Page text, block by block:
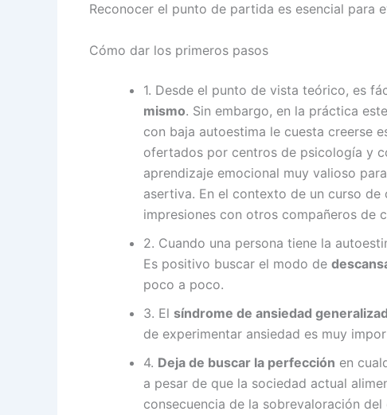
Reconocer el punto de partida es esencial para
Cómo dar los primeros pasos
1. Desde el punto de vista teórico, es
mismo. Sin embargo, en la práctica
con baja autoestima le cuesta creerse
ofertados por centros de psicología y
aprendizaje emocional muy valioso
asertiva. En el contexto de un curso
impresiones con otros compañeros de
2. Cuando una persona tiene la
Es positivo buscar el modo de
poco a poco.
3. El síndrome de ansiedad
de experimentar ansiedad es muy
4. Deja de buscar la perfección en
a pesar de que la sociedad actual
consecuencia de la sobrevaloración